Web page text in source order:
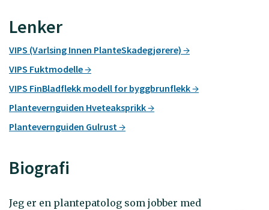
Lenker
VIPS (Varlsing Innen PlanteSkadegjørere)
VIPS Fuktmodelle
VIPS FinBladflekk modell for byggbrunflekk
Plantevernguiden Hveteaksprikk
Plantevernguiden Gulrust
Biografi
Jeg er en plantepatolog som jobber med